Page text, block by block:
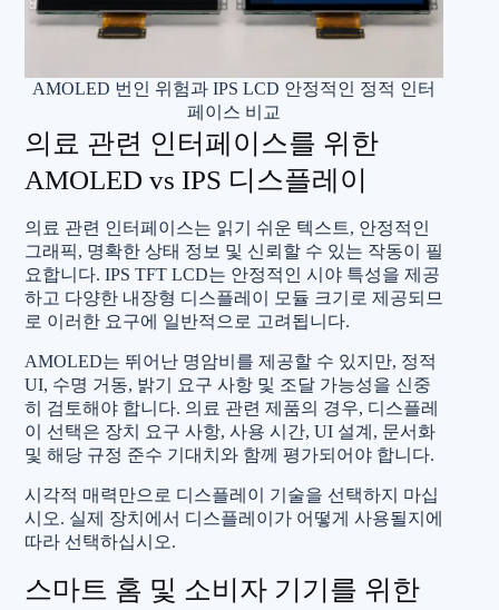
AMOLED 번인 위험과 IPS LCD 안정적인 정적 인터
페이스 비교
의료 관련 인터페이스를 위한
AMOLED vs IPS 디스플레이
의료 관련 인터페이스는 읽기 쉬운 텍스트, 안정적인
그래픽, 명확한 상태 정보 및 신뢰할 수 있는 작동이 필
요합니다. IPS TFT LCD는 안정적인 시야 특성을 제공
하고 다양한 내장형 디스플레이 모듈 크기로 제공되므
로 이러한 요구에 일반적으로 고려됩니다.
AMOLED는 뛰어난 명암비를 제공할 수 있지만, 정적
UI, 수명 거동, 밝기 요구 사항 및 조달 가능성을 신중
히 검토해야 합니다. 의료 관련 제품의 경우, 디스플레
이 선택은 장치 요구 사항, 사용 시간, UI 설계, 문서화
및 해당 규정 준수 기대치와 함께 평가되어야 합니다.
시각적 매력만으로 디스플레이 기술을 선택하지 마십
시오. 실제 장치에서 디스플레이가 어떻게 사용될지에
따라 선택하십시오.
스마트 홈 및 소비자 기기를 위한